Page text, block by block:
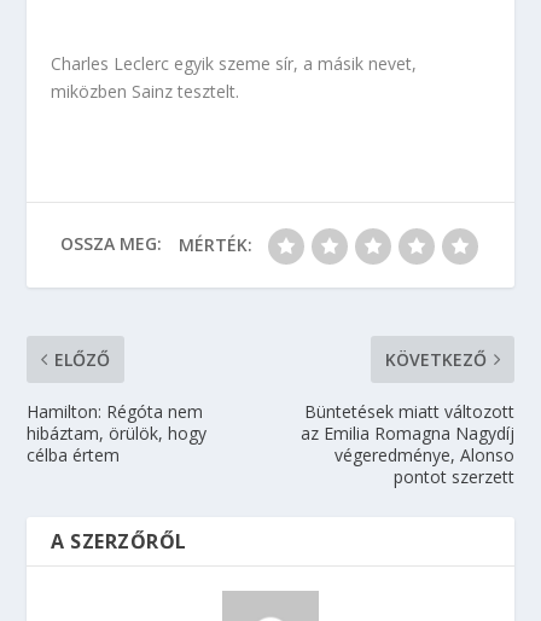
Charles Leclerc egyik szeme sír, a másik nevet,
miközben Sainz tesztelt.
OSSZA MEG: MÉRTÉK:
ELŐZŐ
Hamilton: Régóta nem
hibáztam, örülök, hogy
célba értem
KÖVETKEZŐ
Büntetések miatt változott
az Emilia Romagna Nagydíj
végeredménye, Alonso
pontot szerzett
A SZERZŐRŐL